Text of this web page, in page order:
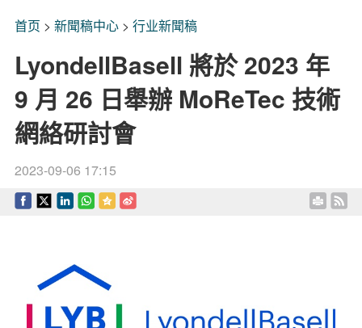
首页 > 新聞稿中心> 行业新聞稿
LyondellBasell 將於 2023 年
9 月 26 日舉辦 MoReTec 技術
網絡研討會
2023-09-06 17:15